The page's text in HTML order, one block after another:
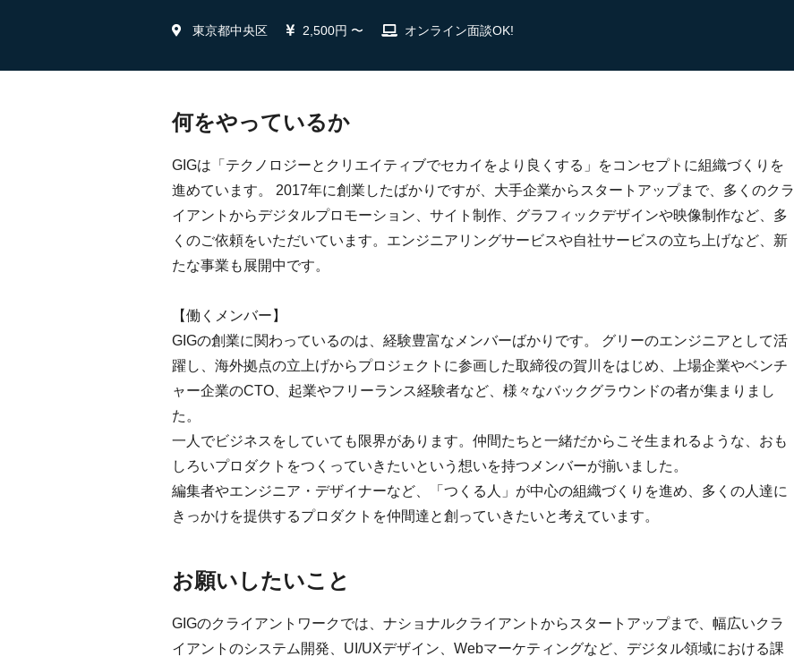
東京都中央区 2,500円 〜 オンライン面談OK!
何をやっているか
GIGは「テクノロジーとクリエイティブでセカイをより良くする」をコンセプトに組織づくりを
進めています。 2017年に創業したばかりですが、大手企業からスタートアップまで、多くのクラ
イアントからデジタルプロモーション、サイト制作、グラフィックデザインや映像制作など、多
くのご依頼をいただいています。エンジニアリングサービスや自社サービスの立ち上げなど、新
たな事業も展開中です。
【働くメンバー】
GIGの創業に関わっているのは、経験豊富なメンバーばかりです。 グリーのエンジニアとして活
躍し、海外拠点の立上げからプロジェクトに参画した取締役の賀川をはじめ、上場企業やベンチ
ャー企業のCTO、起業やフリーランス経験者など、様々なバックグラウンドの者が集まりまし
た。
一人でビジネスをしていても限界があります。仲間たちと一緒だからこそ生まれるような、おも
しろいプロダクトをつくっていきたいという想いを持つメンバーが揃いました。
編集者やエンジニア・デザイナーなど、「つくる人」が中心の組織づくりを進め、多くの人達に
きっかけを提供するプロダクトを仲間達と創っていきたいと考えています。
お願いしたいこと
GIGのクライアントワークでは、ナショナルクライアントからスタートアップまで、幅広いクラ
イアントのシステム開発、UI/UXデザイン、Webマーケティングなど、デジタル領域における課